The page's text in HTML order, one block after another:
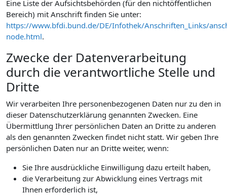
Eine Liste der Aufsichtsbehörden (für den nichtöffentlichen
Bereich) mit Anschrift finden Sie unter:
https://www.bfdi.bund.de/DE/Infothek/Anschriften_Links/
node.html.
Zwecke der Datenverarbeitung
durch die verantwortliche Stelle und
Dritte
Wir verarbeiten Ihre personenbezogenen Daten nur zu den in
dieser Datenschutzerklärung genannten Zwecken. Eine
Übermittlung Ihrer persönlichen Daten an Dritte zu anderen
als den genannten Zwecken findet nicht statt. Wir geben Ihre
persönlichen Daten nur an Dritte weiter, wenn:
Sie Ihre ausdrückliche Einwilligung dazu erteilt haben,
die Verarbeitung zur Abwicklung eines Vertrags mit
Ihnen erforderlich ist,